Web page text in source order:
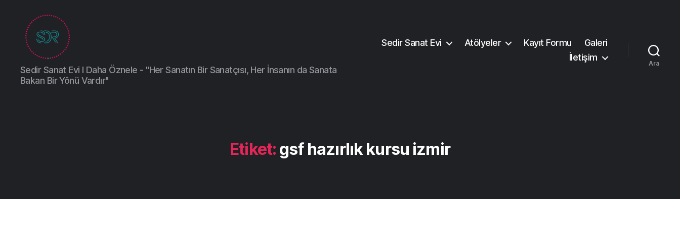
Sedir Sanat Evi I Daha Öznele - "Her Sanatın Bir Sanatçısı, Her İnsanın da Sanata
Bakan Bir Yönü Vardır"
Sedir Sanat Evi Atölyeler Kayıt Formu
Galeri
İletişim
Ara
Etiket: gsf hazırlık kursu izmir